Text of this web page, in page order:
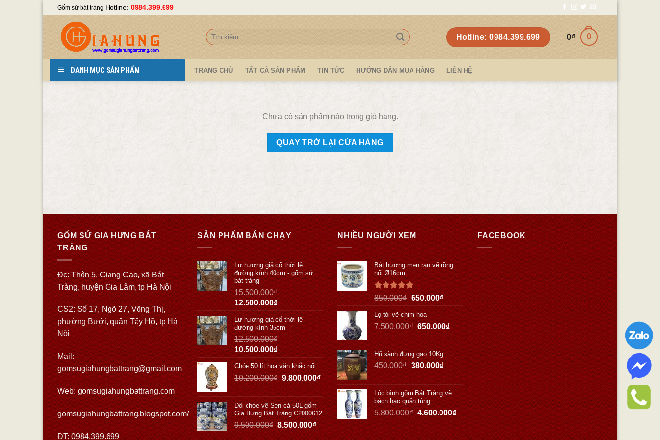
Skip
content
Gốm sứ bát tràng Hotline: 0984.399.699
Tìm
kiếm:
Hotline: 0984.399.699 0₫ 0
DANH MỤC SẢN PHẨM TRANG CHỦ TẤT CẢ SẢN PHẨM TIN TỨC HƯỚNG DẪN MUA HÀNG LIÊN HỆ
Chưa có sản phẩm nào trong giỏ hàng.
QUAY TRỞ LẠI CỬA HÀNG
GỐM SỨ GIA HƯNG BÁT
TRÀNG
Đc: Thôn 5, Giang Cao, xã Bát
Tràng, huyện Gia Lâm, tp Hà Nội
CS2: Số 17, Ngõ 27, Võng Thị,
phường Bưởi, quận Tây Hồ, tp Hà
Nội
Mail:
gomsugiahungbattrang@gmail.com
Web:gomsugiahungbattrang.com
gomsugiahungbattrang.blogspot.com/
ĐT: 0984.399.699
SẢN PHẨM BÁN CHẠY
Lư hương giả cổ thời lê
đường kính 40cm - gốm sứ
bát tràng
15.500.000₫
12.500.000₫
Lư hương giả cổ thời lê
đường kính 35cm
12.500.000₫
10.500.000₫
Chóe 50 lít hoa văn khắc nổi
10.200.000₫ 9.800.000₫
Đôi chóe vẽ Sen cá 50L gốm
Gia Hưng Bát Tràng C2000612
9.500.000₫ 8.500.000₫
NHIỀU NGƯỜI XEM
Bát hương men rạn vẽ rồng
nổi Ø16cm
Được xếp
hạng5.00
5 sao
850.000₫ 650.000₫
Lọ tỏi vẽ chim hoa
7.500.000₫ 650.000₫
Hũ sành đựng gạo 10Kg
450.000₫ 380.000₫
Lộc bình gốm Bát Tràng vẽ
bách hạc quần tùng
5.800.000₫ 4.600.000₫
FACEBOOK